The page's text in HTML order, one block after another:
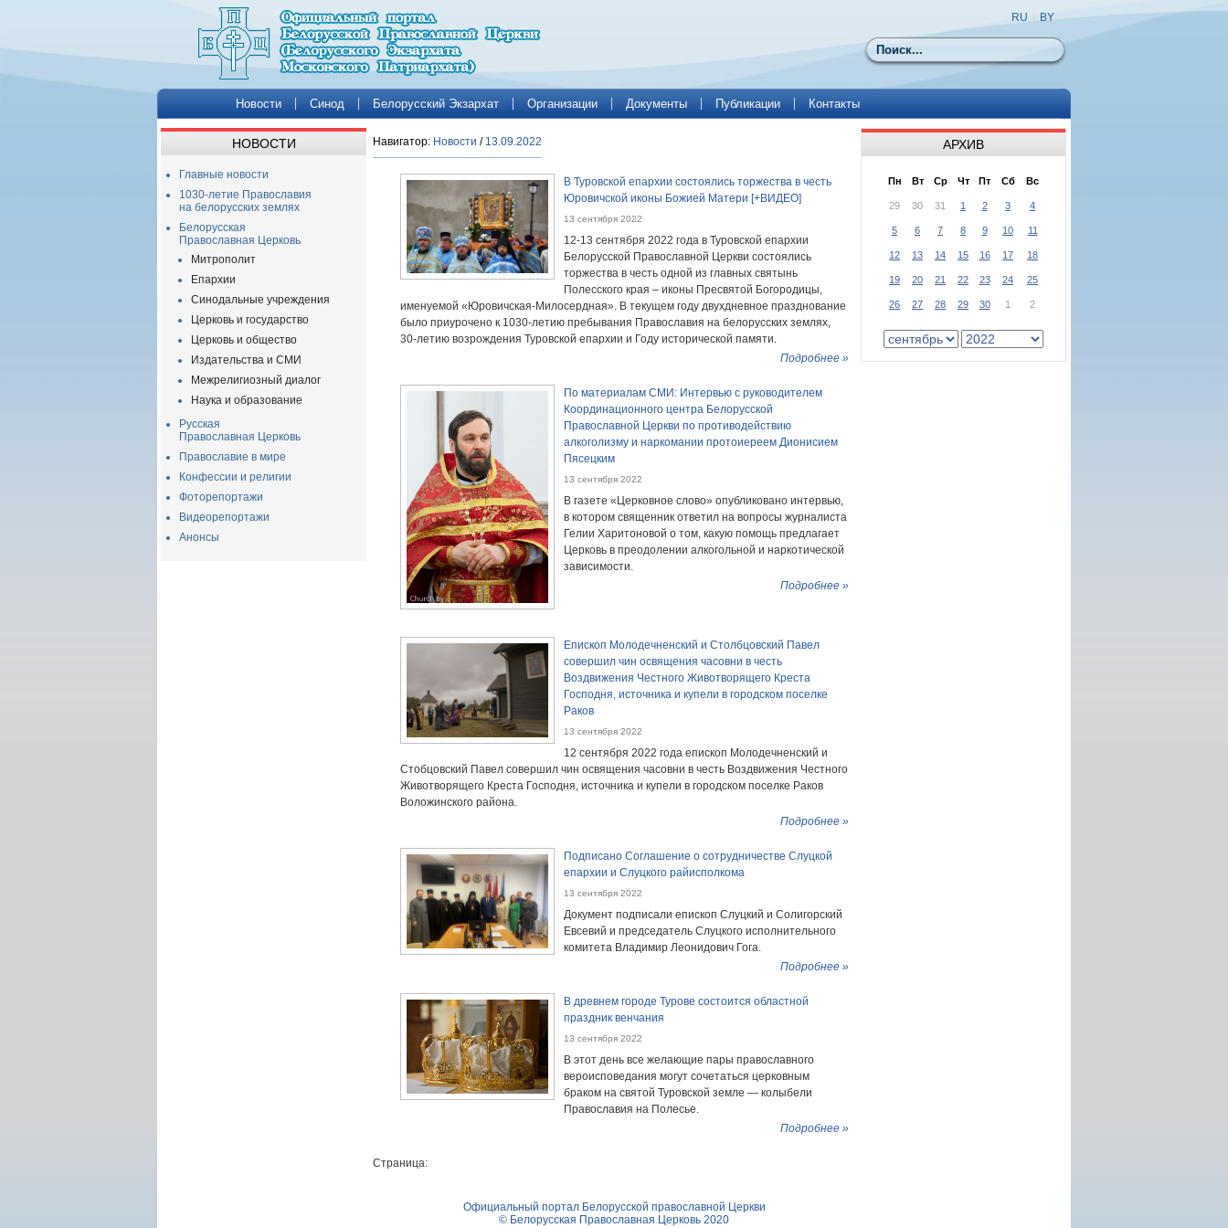
Поиск
RU BY
Новости Синод Белорусский Экзархат Организации Документы Публикации Контакты
НОВОСТИ
Главные новости
1030-летие Православия
на белорусских землях
Белорусская
Православная Церковь
Митрополит
Епархии
Синодальные учреждения
Церковь и государство
Церковь и общество
Издательства и СМИ
Межрелигиозный диалог
Наука и образование
Русская
Православная Церковь
Православие в мире
Конфессии и религии
Фоторепортажи
Видеорепортажи
Анонсы
Навигатор: Новости / 13.09.2022
В Туровской епархии состоялись торжества в честь
Юровичской иконы Божией Матери [+ВИДЕО]
13 сентября 2022
12-13 сентября 2022 года в Туровской епархии
Белорусской Православной Церкви состоялись
торжества в честь одной из главных святынь
Полесского края – иконы Пресвятой Богородицы,
именуемой «Юровичская-Милосердная». В текущем году двухдневное празднование
было приурочено к 1030-летию пребывания Православия на белорусских землях,
30-летию возрождения Туровской епархии и Году исторической памяти.
Подробнее »
По материалам СМИ: Интервью с руководителем
Координационного центра Белорусской
Православной Церкви по противодействию
алкоголизму и наркомании протоиереем Дионисием
Пясецким
13 сентября 2022
В газете «Церковное слово» опубликовано интервью,
в котором священник ответил на вопросы журналиста
Гелии Харитоновой о том, какую помощь предлагает
Церковь в преодолении алкогольной и наркотической
зависимости.
Подробнее »
Епископ Молодечненский и Столбцовский Павел
совершил чин освящения часовни в честь
Воздвижения Честного Животворящего Креста
Господня, источника и купели в городском поселке
Раков
13 сентября 2022
12 сентября 2022 года епископ Молодечненский и
Стобцовский Павел совершил чин освящения часовни в честь Воздвижения Честного
Животворящего Креста Господня, источника и купели в городском поселке Раков
Воложинского района.
Подробнее »
Подписано Соглашение о сотрудничестве Слуцкой
епархии и Слуцкого райисполкома
13 сентября 2022
Документ подписали епископ Слуцкий и Солигорский
Евсевий и председатель Слуцкого исполнительного
комитета Владимир Леонидович Гога.
Подробнее »
В древнем городе Турове состоится областной
праздник венчания
13 сентября 2022
В этот день все желающие пары православного
вероисповедания могут сочетаться церковным
браком на святой Туровской земле — колыбели
Православия на Полесье.
Подробнее »
Страница:
АРХИВ
Пн Вт Ср Чт Пт Сб Вс
29 30 31 1 2 3 4
5 6 7 8 9 10 11
12 13 14 15 16 17 18
19 20 21 22 23 24 25
26 27 28 29 30 1 2
Официальный портал Белорусской православной Церкви
© Белорусская Православная Церковь 2020